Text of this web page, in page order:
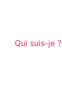
Qui suis-je ?